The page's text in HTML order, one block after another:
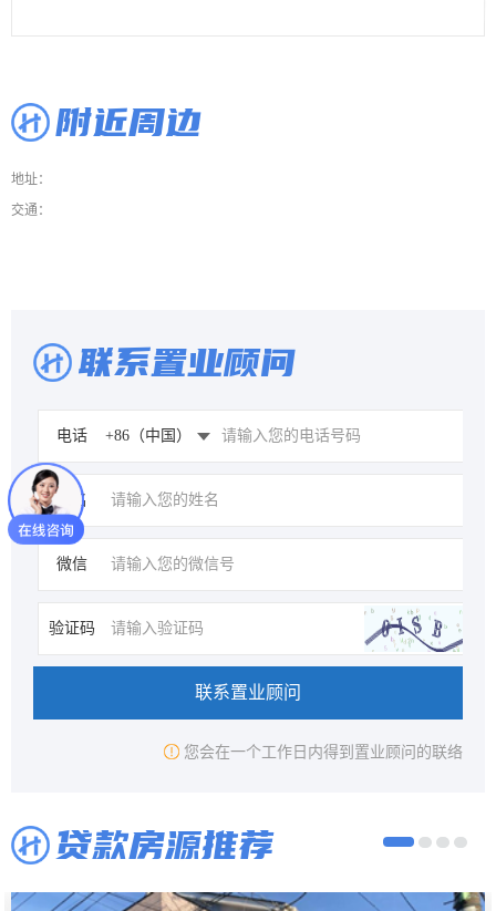
附近周边
地址：
交通：
联系置业顾问
电话
姓名
微信
验证码
联系置业顾问
您会在一个工作日内得到置业顾问的联络
贷款房源推荐